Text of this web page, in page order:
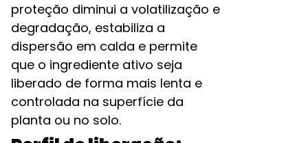
proteção diminui a volatilização e
degradação, estabiliza a
dispersão em calda e permite
que o ingrediente ativo seja
liberado de forma mais lenta e
controlada na superfície da
planta ou no solo.​